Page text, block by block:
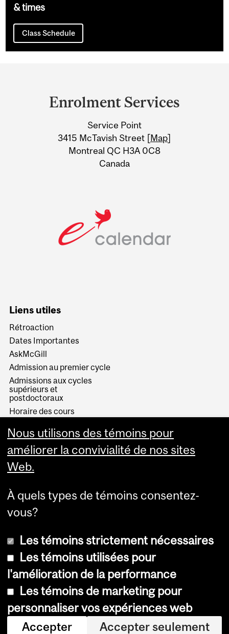
& times
Class Schedule
Information
Enrolment Services
Service Point
3415 McTavish Street [Map]
Montreal QC H3A 0C8
Canada
Liens utiles
Rétroaction
Dates Importantes
AskMcGill
Admission au premier cycle
Admissions aux cycles
supérieurs et
postdoctoraux
Horaire des cours
Services aux étudiants
© Université McGill, 2026
Accessibilité
Avis sur les témoins
Nous utilisons des témoins pour
améliorer la convivialité de nos sites
Web.
À quels types de témoins consentez-
vous?
Les témoins strictement nécessaires
Les témoins utilisées pour
l'amélioration de la performance
Les témoins de marketing pour
personnaliser vos expériences web
Accepter
Accepter seulement